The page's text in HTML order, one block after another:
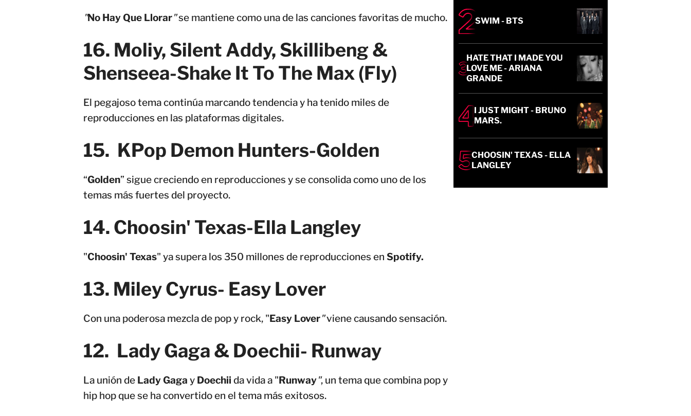
"No Hay Que Llorar"se mantiene como una de las canciones favoritas de mucho.
16. Moliy, Silent Addy, Skillibeng &
Shenseea-Shake It To The Max (Fly)
El pegajoso tema continúa marcando tendencia y ha tenido miles de
reproducciones en las plataformas digitales.
15. KPop Demon Hunters-Golden
“Golden” sigue creciendo en reproducciones y se consolida como uno de los
temas más fuertes del proyecto.
14. Choosin' Texas-Ella Langley
"Choosin' Texas" ya supera los 350 millones de reproducciones en Spotify.
13. Miley Cyrus- Easy Lover
Con una poderosa mezcla de pop y rock, "Easy Lover"viene causando sensación.
12. Lady Gaga & Doechii- Runway
La unión de Lady Gaga y Doechii da vida a "Runway", un tema que combina pop y
hip hop que se ha convertido en el tema más exitosos.
SWIM - BTS
HATE THAT I MADE YOU
LOVE ME - ARIANA
GRANDE
I JUST MIGHT - BRUNO
MARS.
CHOOSIN' TEXAS - ELLA
LANGLEY